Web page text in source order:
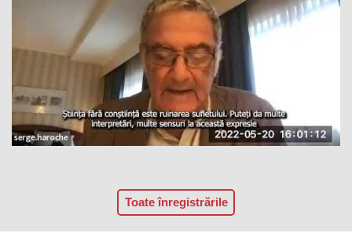
Toate înregistrările